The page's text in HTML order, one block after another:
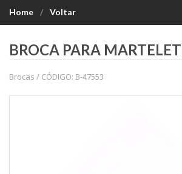
Home Voltar
BROCA PARA
Brocas / CÓDIGO: B-47553